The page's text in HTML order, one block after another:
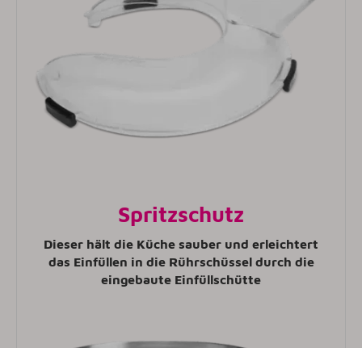
Spritzschutz
Dieser hält die Küche sauber und erleichtert
das Einfüllen in die Rührschüssel durch die
eingebaute Einfüllschütte